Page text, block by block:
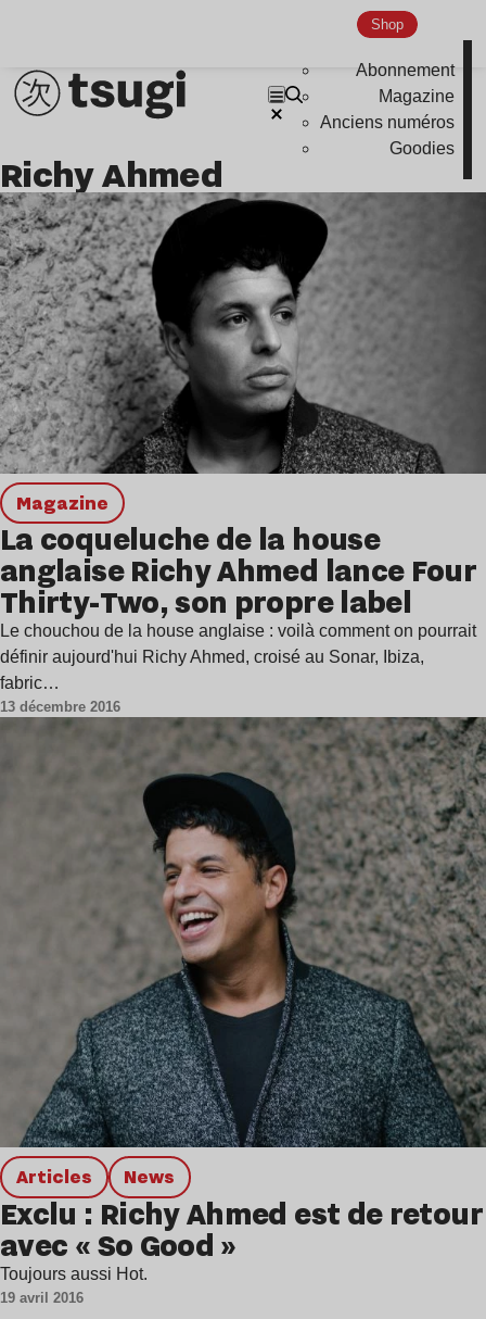
Shop
Abonnement
Magazine
Anciens numéros
Goodies
Richy Ahmed
magazine
La coqueluche de la house
anglaise Richy Ahmed lance Four
Thirty-Two, son propre label
Le chouchou de la house anglaise : voilà comment on pourrait
définir aujourd'hui Richy Ahmed, croisé au Sonar, Ibiza,
fabric…
13 décembre 2016
Articles news
Exclu : Richy Ahmed est de retour
avec « So Good »
Toujours aussi Hot.
19 avril 2016